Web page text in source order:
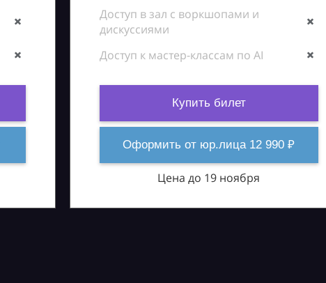
Доступ в зал с воркшопами и
дискуссиями
Доступ к мастер-классам по AI
Купить билет
Оформить от юр.лица 12 990 ₽
Цена до 19 ноября